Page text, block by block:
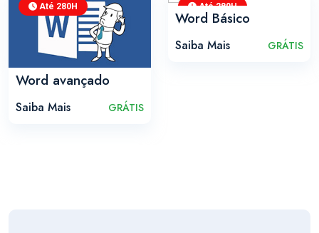
Até 280H
Word avançado
Saiba Mais GRÁTIS
Até 280H
Word Básico
Saiba Mais GRÁTIS